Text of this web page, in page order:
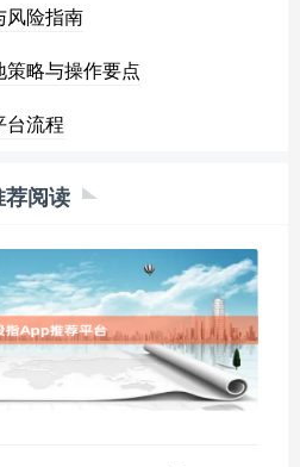
风险指南
略与操作要点
台流程
荐阅读